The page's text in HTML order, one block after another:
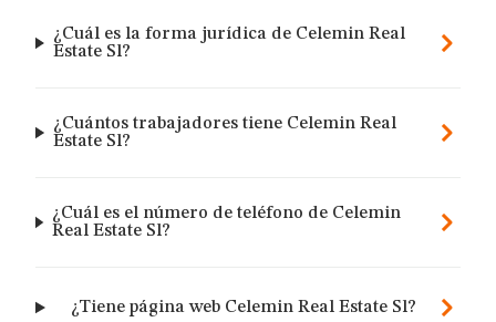
¿Cuál es la forma jurídica de Celemin Real
Estate Sl?
¿Cuántos trabajadores tiene Celemin Real
Estate Sl?
¿Cuál es el número de teléfono de Celemin
Real Estate Sl?
¿Tiene página web Celemin Real Estate Sl?